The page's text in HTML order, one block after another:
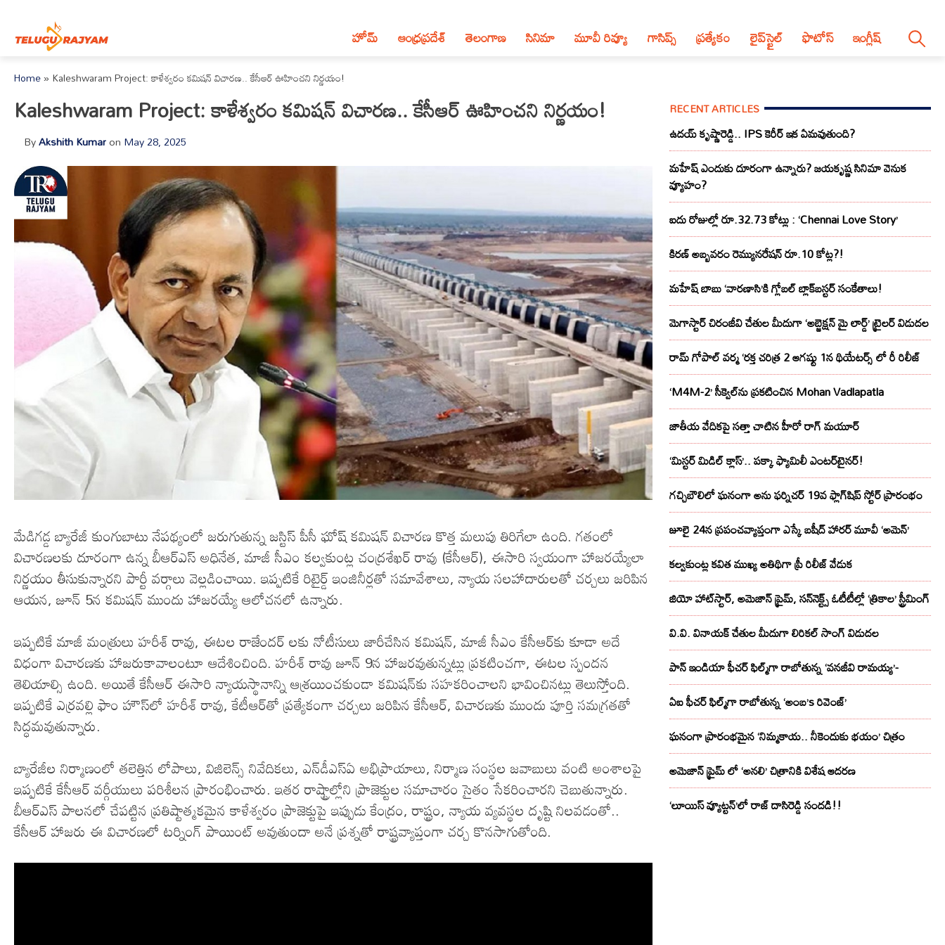
హోమ్ ఆంధ్ర‌ప్ర‌దేశ్‌ తెలంగాణ‌ సినిమా మూవీ రివ్యూ గాసిప్స్ ప్రత్యేకం లైప్‌స్టైల్‌ ఫొటోస్ ఇంగ్లీష్
Home»Kaleshwaram Project: కాళేశ్వరం కమిషన్ విచారణ.. కేసీఆర్ ఊహించని నిర్ణయం!
Kaleshwaram Project: కాళేశ్వరం కమిషన్ విచారణ.. కేసీఆర్ ఊహించని నిర్ణయం!
ByAkshith Kumaron May 28, 2025
మేడిగడ్డ బ్యారేజీ కుంగుబాటు నేపథ్యంలో జరుగుతున్న జస్టిస్ పీసీ ఘోష్ కమిషన్ విచారణ కొత్త మలుపు తిరిగేలా ఉంది. గతంలో
విచారణలకు దూరంగా ఉన్న బీఆర్ఎస్ అధినేత, మాజీ సీఎం కల్వకుంట్ల చంద్రశేఖర్ రావు (కేసీఆర్), ఈసారి స్వయంగా హాజరయ్యేలా
నిర్ణయం తీసుకున్నారని పార్టీ వర్గాలు వెల్లడించాయి. ఇప్పటికే రిటైర్డ్ ఇంజినీర్లతో సమావేశాలు, న్యాయ సలహాదారులతో చర్చలు జరిపిన
ఆయన, జూన్ 5న కమిషన్ ముందు హాజరయ్యే ఆలోచనలో ఉన్నారు.
ఇప్పటికే మాజీ మంత్రులు హరీశ్ రావు, ఈటల రాజేందర్ లకు నోటీసులు జారీచేసిన కమిషన్, మాజీ సీఎం కేసీఆర్‌కు కూడా అదే
విధంగా విచారణకు హాజరుకావాలంటూ ఆదేశించింది. హరీశ్ రావు జూన్ 9న హాజరవుతున్నట్లు ప్రకటించగా, ఈటల స్పందన
తెలియాల్సి ఉంది. అయితే కేసీఆర్ ఈసారి న్యాయస్థానాన్ని ఆశ్రయించకుండా కమిషన్‌కు సహకరించాలని భావించినట్లు తెలుస్తోంది.
ఇప్పటికే ఎర్రవల్లి ఫాం హౌస్‌లో హరీశ్ రావు, కేటీఆర్‌తో ప్రత్యేకంగా చర్చలు జరిపిన కేసీఆర్, విచారణకు ముందు పూర్తి సమగ్రతతో
సిద్ధమవుతున్నారు.
బ్యారేజీల నిర్మాణంలో తలెత్తిన లోపాలు, విజిలెన్స్ నివేదికలు, ఎన్‌డీఎస్‌ఏ అభిప్రాయాలు, నిర్మాణ సంస్థల జవాబులు వంటి అంశాలపై
ఇప్పటికే కేసీఆర్ వర్గీయులు పరిశీలన ప్రారంభించారు. ఇతర రాష్ట్రాల్లోని ప్రాజెక్టుల సమాచారం సైతం సేకరించారని చెబుతున్నారు.
బీఆర్ఎస్ పాలనలో చేపట్టిన ప్రతిష్టాత్మకమైన కాళేశ్వరం ప్రాజెక్టుపై ఇప్పుడు కేంద్రం, రాష్ట్రం, న్యాయ వ్యవస్థల దృష్టి నిలవడంతో..
కేసీఆర్ హాజరు ఈ విచారణలో టర్నింగ్ పాయింట్ అవుతుందా అనే ప్రశ్నతో రాష్ట్రవ్యాప్తంగా చర్చ కొనసాగుతోంది.
RECENT ARTICLES
ఉదయ్ కృష్ణారెడ్డి.. IPS కెరీర్ ఇక ఏమవుతుంది?
మహేష్ ఎందుకు దూరంగా ఉన్నారు? జయకృష్ణ సినిమా వెనుక
వ్యూహం?
ఐదు రోజుల్లో రూ.32.73 కోట్లు : ‘Chennai Love Story’
కిరణ్ అబ్బవరం రెమ్యునరేషన్ రూ.10 కోట్ల?!
మహేష్ బాబు ‘వారణాసి’కి గ్లోబల్ బ్లాక్‌బస్టర్ సంకేతాలు!
మెగాస్టార్ చిరంజీవి చేతుల మీదుగా ‘అబ్జెక్ష‌న్ మై లార్డ్‌’ ట్రైల‌ర్ విడుద‌ల
రామ్ గోపాల్ వర్మ ‘రక్త చరిత్ర 2 ఆగష్టు 1న థియేటర్స్ లో రీ రిలీజ్
‘M4M-2’ సీక్వెల్‌ను ప్రకటించిన Mohan Vadlapatla
జాతీయ వేదికపై సత్తా చాటిన హీరో రాగ్ మయూర్‌
‘మిస్టర్ మిడిల్ క్లాస్’.. పక్కా ఫ్యామిలీ ఎంటర్‌టైనర్!
గచ్చిబౌలిలో ఘనంగా అను ఫర్నిచర్ 19వ ఫ్లాగ్‌షిప్ స్టోర్ ప్రారంభం
జూలై 24న ప్రపంచవ్యాప్తంగా ఎస్కే బషీద్‌ హారర్ మూవీ ‘అమెన్’
కల్వకుంట్ల కవిత ముఖ్య అతిథిగా ప్రీ రిలీజ్ వేడుక
జియో హాట్‌స్టార్, అమెజాన్ ప్రైమ్, సన్‌నెక్ట్స్ ఓటీటీల్లో ‘త్రికాల’ స్ట్రీమింగ్
వి.వి. వినాయక్ చేతుల మీదుగా లిరికల్ సాంగ్ విడుదల
పాన్ ఇండియా ఫీచర్ ఫిల్మ్‌గా రాబోతున్న ‘వనజీవి రామయ్య’-
ఏఐ ఫీచర్ ఫిల్మ్‌గా రాబోతున్న ‘అంబ’s రివెంజ్’
ఘనంగా ప్రారంభమైన ‘నిమ్మకాయ.. నీకెందుకు భయం’ చిత్రం
అమెజాన్ ప్రైమ్ లో ‘అనలి’ చిత్రానికి విశేష ఆదరణ
‘లూయిస్ వ్యూట్టన్’లో రాజ్ దాసిరెడ్డి సందడి!!